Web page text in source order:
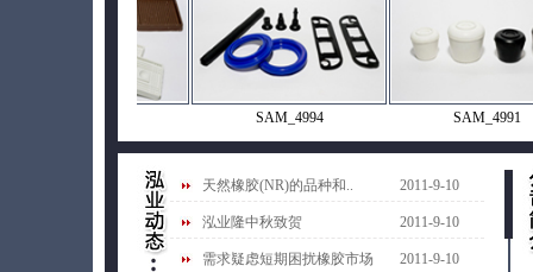
SAM_4994 SAM_4991
天然橡胶(NR)的品种和.. 2011-9-10
泓业隆中秋致贺 2011-9-10
需求疑虑短期困扰橡胶市场 2011-9-10